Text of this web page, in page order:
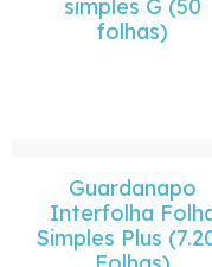
simples G (50
folhas)
Guardanapo
Interfolha
Simples Plus